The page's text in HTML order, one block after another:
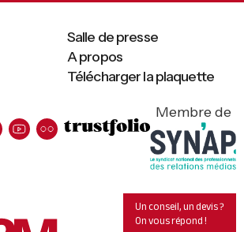
Télécharger la plaquette
Salle de presse
A propos
Membre de
Un conseil, un devis ?
On vous répond !